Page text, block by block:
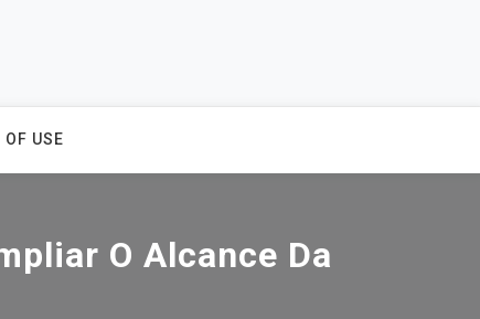
OF USE
O Alcance Da